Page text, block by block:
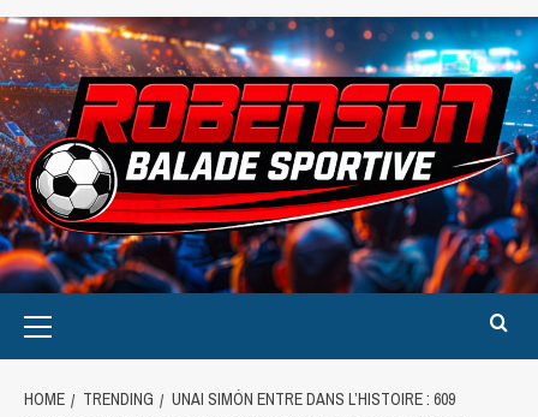
HOME TRENDING
UNAI SIMÓN ENTRE DANS L’HISTOIRE : 609